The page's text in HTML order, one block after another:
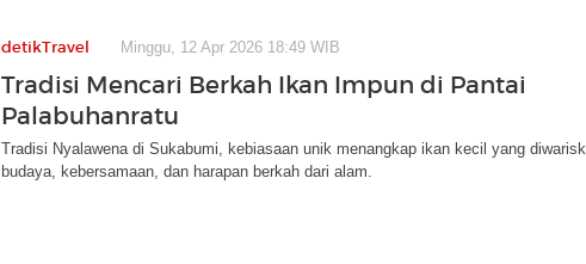
detikTravel Minggu, 12 Apr 2026 18:49 WIB
Tradisi Mencari Berkah Ikan Impun di Pantai
Palabuhanratu
Tradisi Nyalawena di Sukabumi, kebiasaan unik menangkap ikan kecil yang
budaya, kebersamaan, dan harapan berkah dari alam.